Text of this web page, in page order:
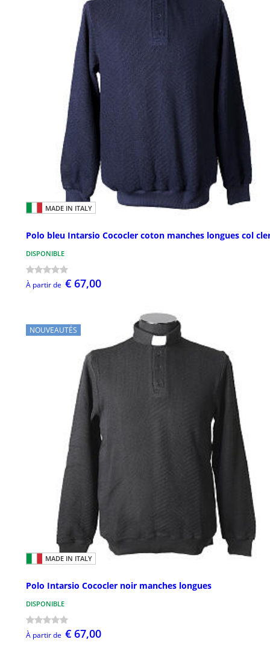
MADE IN ITALY
Polo bleu Intarsio Cococler coton manches longues col
DISPONIBLE
À partir de € 67,00
NOUVEAUTÉS
MADE IN ITALY
Polo Intarsio Cococler noir manches longues
DISPONIBLE
À partir de € 67,00